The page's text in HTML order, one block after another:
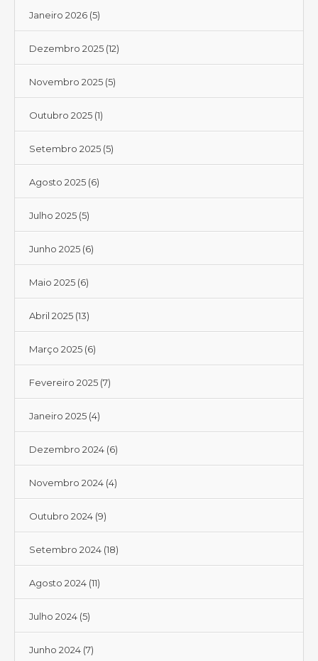
Janeiro 2026 (5)
Dezembro 2025 (12)
Novembro 2025 (5)
Outubro 2025 (1)
Setembro 2025 (5)
Agosto 2025 (6)
Julho 2025 (5)
Junho 2025 (6)
Maio 2025 (6)
Abril 2025 (13)
Março 2025 (6)
Fevereiro 2025 (7)
Janeiro 2025 (4)
Dezembro 2024 (6)
Novembro 2024 (4)
Outubro 2024 (9)
Setembro 2024 (18)
Agosto 2024 (11)
Julho 2024 (5)
Junho 2024 (7)